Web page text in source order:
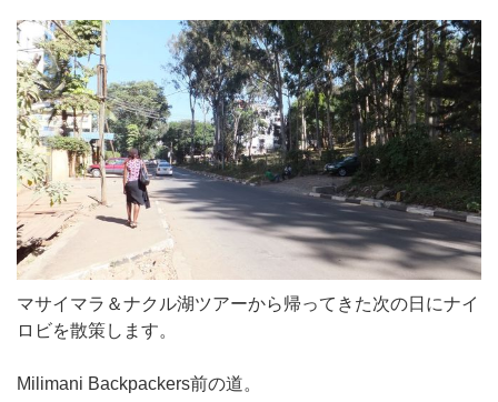
マサイマラ＆ナクル湖ツアーから帰ってきた次の日にナイ
ロビを散策します。
Milimani Backpackers前の道。